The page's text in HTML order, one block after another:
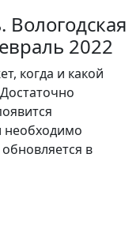
2022
когда и какой
необходимо
в